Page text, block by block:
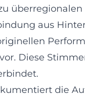
aus
Diese
die